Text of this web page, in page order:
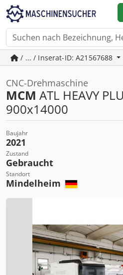
/ ... / Inserat-ID: A21567688
CNC-Drehmaschine
MCM ATL HEAVY
900x14000
Baujahr
2021
Zustand
Gebraucht
Standort
Mindelheim